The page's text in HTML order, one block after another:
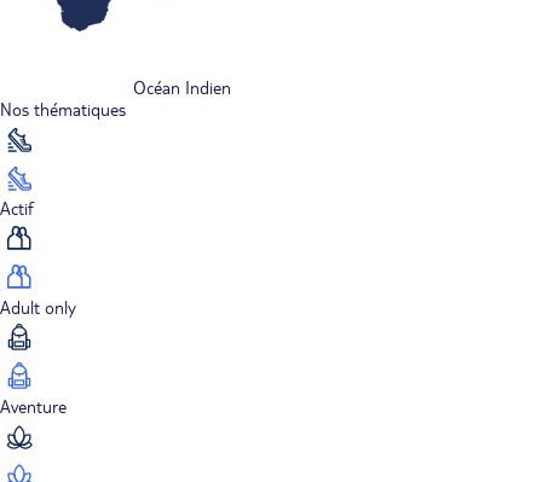
Océan Indien
Nos thématiques
Actif
Adult only
Aventure